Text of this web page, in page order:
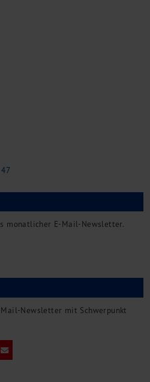
monatlicher E-Mail-Newsletter.
Newsletter mit Schwerpunkt